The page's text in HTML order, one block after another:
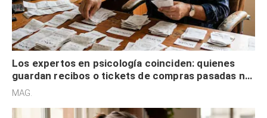
Los expertos en psicología coinciden: quienes
guardan recibos o tickets de compras pasadas no
son acumuladores, sino que tienen necesidad de
MAG.